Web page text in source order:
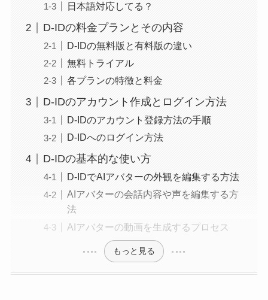
日本語対応してる？
D-IDの料金プランとその内容
D-IDの無料版と有料版の違い
無料トライアル
各プランの特徴と料金
D-IDのアカウント作成とログイン方法
D-IDのアカウント登録方法の手順
D-IDへのログイン方法
D-IDの基本的な使い方
D-IDでAIアバターの外観を編集する方法
AIアバターの会話内容や声を編集する方
法
AIアバターの動画を生成するプロセス
もっと見る